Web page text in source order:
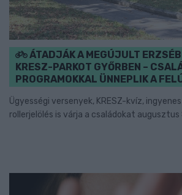
ÁTADJÁK A MEGÚJULT
KRESZ-PARKOT GYŐRBEN –
PROGRAMOKKAL ÜNNEPLIK A
Ügyességi versenyek, KRESZ-kvíz,
rollerjelölés is várja a családokat augusztus